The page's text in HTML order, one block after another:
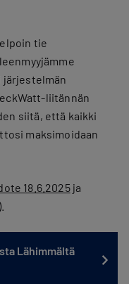
tie
järjestelmän
liitännän
siitä, että kaikki
maksimoidaan
18.6.2025ja
Lähimmältä